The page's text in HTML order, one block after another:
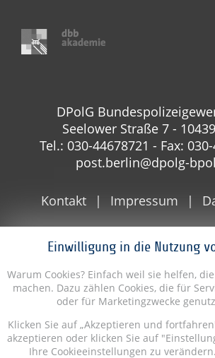
Einwilligung in die Nutzung
Warum Cookies? Einfach weil sie helfen,
machen. Dazu zählen Cookies, die für
oder für Marketingzwecke
Klicken Sie auf „Akzeptieren und
akzeptieren oder klicken Sie auf
Ihre Cookieeinstellungen zu
DPolG
Seelower Straße 7 -
Tel.: 030-44678721 - Fax:
post.berlin@dpolg-
Kontakt Impressum